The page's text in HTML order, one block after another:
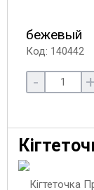
бежевый
Код: 140442
- +